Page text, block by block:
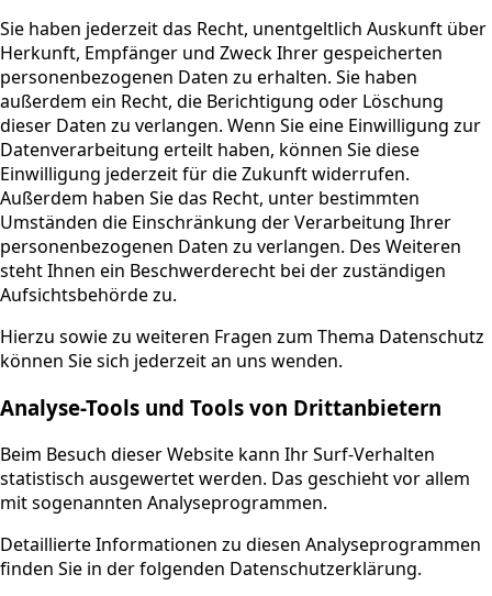
Sie haben jederzeit das Recht, unentgeltlich Auskunft über
Herkunft, Empfänger und Zweck Ihrer gespeicherten
personenbezogenen Daten zu erhalten. Sie haben
außerdem ein Recht, die Berichtigung oder Löschung
dieser Daten zu verlangen. Wenn Sie eine Einwilligung zur
Datenverarbeitung erteilt haben, können Sie diese
Einwilligung jederzeit für die Zukunft widerrufen.
Außerdem haben Sie das Recht, unter bestimmten
Umständen die Einschränkung der Verarbeitung Ihrer
personenbezogenen Daten zu verlangen. Des Weiteren
steht Ihnen ein Beschwerderecht bei der zuständigen
Aufsichtsbehörde zu.
Hierzu sowie zu weiteren Fragen zum Thema Datenschutz
können Sie sich jederzeit an uns wenden.
Analyse-Tools und Tools von Dritt­anbietern
Beim Besuch dieser Website kann Ihr Surf-Verhalten
statistisch ausgewertet werden. Das geschieht vor allem
mit sogenannten Analyseprogrammen.
Detaillierte Informationen zu diesen Analyseprogrammen
finden Sie in der folgenden Datenschutzerklärung.